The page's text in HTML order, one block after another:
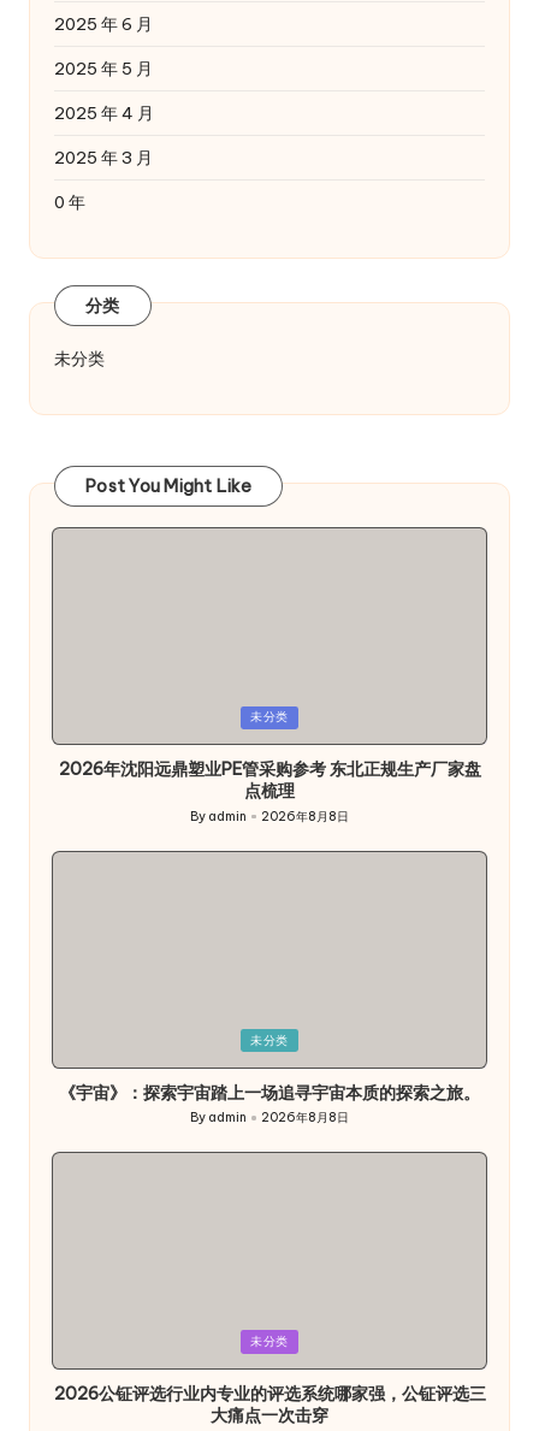
2025 年 6 月
2025 年 5 月
2025 年 4 月
2025 年 3 月
0 年
分类
未分类
Post You Might Like
in
未分类
2026年沈阳远鼎塑业PE管采购参考 东北正规生产厂家盘
点梳理
Posted
By admin 2026年8月8日
in
未分类
《宇宙》：探索宇宙踏上一场追寻宇宙本质的探索之旅。
Posted
by
By admin 2026年8月8日
in
未分类
2026公钲评选行业内专业的评选系统哪家强，公钲评选三
大痛点一次击穿